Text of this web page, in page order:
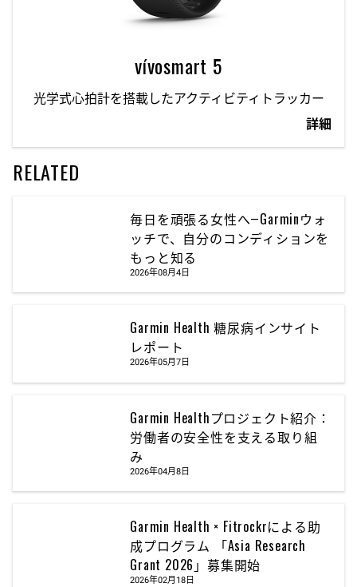
vívosmart 5
光学式心拍計を搭載したアクティビティトラッカー
詳細
RELATED
毎日を頑張る女性へ―Garminウォ
ッチで、自分のコンディションを
もっと知る
2026年08月4日
Garmin Health 糖尿病インサイト
レポート
2026年05月7日
Garmin Healthプロジェクト紹介：
労働者の安全性を支える取り組
み
2026年04月8日
Garmin Health × Fitrockrによる助
成プログラム 「Asia Research
Grant 2026」募集開始
2026年02月18日